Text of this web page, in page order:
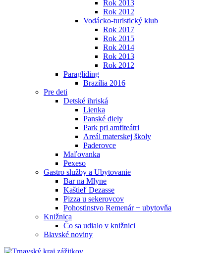
Rok 2013
Rok 2012
Vodácko-turistický klub
Rok 2017
Rok 2015
Rok 2014
Rok 2013
Rok 2012
Paragliding
Brazília 2016
Pre deti
Detské ihriská
Lienka
Panské diely
Park pri amfiteátri
Areál materskej školy
Paderovce
Maľovanka
Pexeso
Gastro služby a Ubytovanie
Bar na Mlyne
Kaštieľ Dezasse
Pizza u sekerovcov
Pohostinstvo Remenár + ubytovňa
Knižnica
Čo sa udialo v knižnici
Blavské noviny